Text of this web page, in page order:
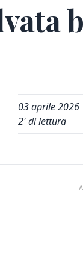
03 aprile 2026
2' di lettura